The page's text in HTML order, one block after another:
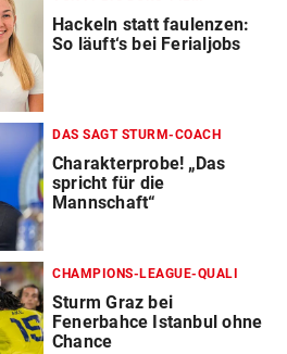
Hackeln statt faulenzen:
So läuft‘s bei Ferialjobs
DAS SAGT STURM-COACH
Charakterprobe! „Das
spricht für die
Mannschaft“
CHAMPIONS-LEAGUE-QUALI
Sturm Graz bei
Fenerbahce Istanbul ohne
Chance